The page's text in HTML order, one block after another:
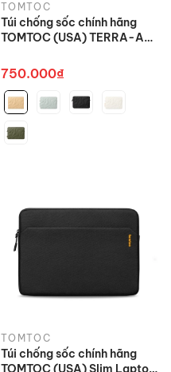
TOMTOC
Túi chống sốc chính hãng
TOMTOC (USA) TERRA-A27
cao cấp
750.000₫
TOMTOC
Túi chống sốc chính hãng
TOMTOC (USA) Slim Laptop